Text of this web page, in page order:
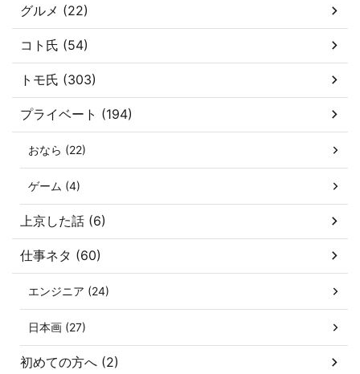
グルメ (22)
コト氏 (54)
トモ氏 (303)
プライベート (194)
おなら (22)
ゲーム (4)
上京した話 (6)
仕事ネタ (60)
エンジニア (24)
日本画 (27)
初めての方へ (2)